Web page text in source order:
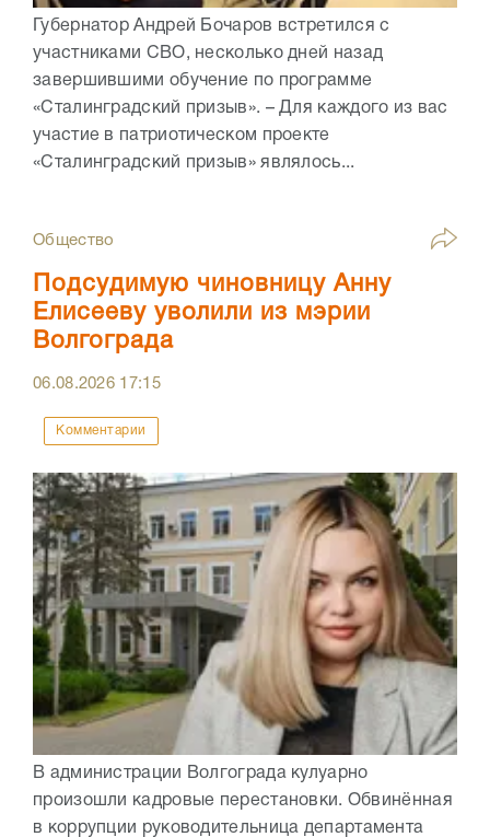
Губернатор Андрей Бочаров встретился с
участниками СВО, несколько дней назад
завершившими обучение по программе
«Сталинградский призыв». – Для каждого из вас
участие в патриотическом проекте
«Сталинградский призыв» являлось...
Общество
Подсудимую чиновницу Анну
Елисееву уволили из мэрии
Волгограда
06.08.2026 17:15
Комментарии
В администрации Волгограда кулуарно
произошли кадровые перестановки. Обвинённая
в коррупции руководительница департамента